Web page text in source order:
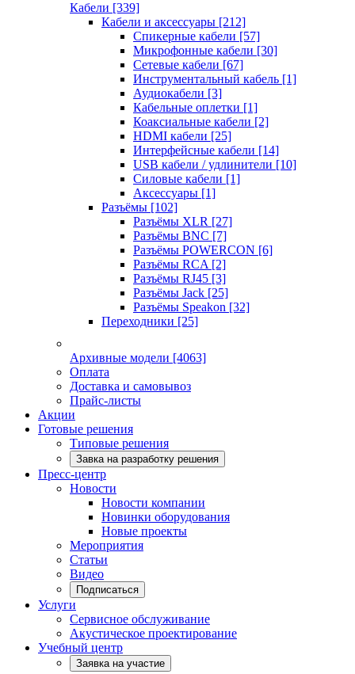
Кабели [339]
Кабели и аксессуары [212]
Спикерные кабели [57]
Микрофонные кабели [30]
Сетевые кабели [67]
Инструментальный кабель [1]
Аудиокабели [3]
Кабельные оплетки [1]
Коаксиальные кабели [2]
HDMI кабели [25]
Интерфейсные кабели [14]
USB кабели / удлинители [10]
Силовые кабели [1]
Аксессуары [1]
Разъёмы [102]
Разъёмы XLR [27]
Разъёмы BNC [7]
Разъёмы POWERCON [6]
Разъёмы RCA [2]
Разъёмы RJ45 [3]
Разъёмы Jack [25]
Разъёмы Speakon [32]
Переходники [25]
Архивные модели [4063]
Оплата
Доставка и самовывоз
Прайс-листы
Акции
Готовые решения
Типовые решения
Завка на разработку решения
Пресс-центр
Новости
Новости компании
Новинки оборудования
Новые проекты
Мероприятия
Статьи
Видео
Подписаться
Услуги
Сервисное обслуживание
Акустическое проектирование
Учебный центр
Заявка на участие